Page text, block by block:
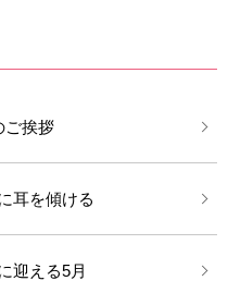
ご挨拶
耳を傾ける
迎える5月